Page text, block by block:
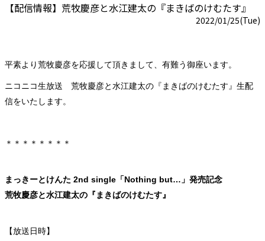
【配信情報】荒牧慶彦と水江建太の『まきばのけむたす』
2022/01/25(Tue)
平素より荒牧慶彦を応援して頂きまして、有難う御座います。
ニコニコ生放送 荒牧慶彦と水江建太の『まきばのけむたす』生配
信をいたします。
＊＊＊＊＊＊＊＊
まっきーとけんた 2nd single「Nothing but…」発売記念
荒牧慶彦と水江建太の『まきばのけむたす』
【放送日時】